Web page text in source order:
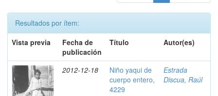
Resultados por ítem:
Vista previa
Fecha de
publicación
Título Autor(es)
2012-12-18
Niño yaqui de
cuerpo entero,
4229
Estrada
Discua, Raúl